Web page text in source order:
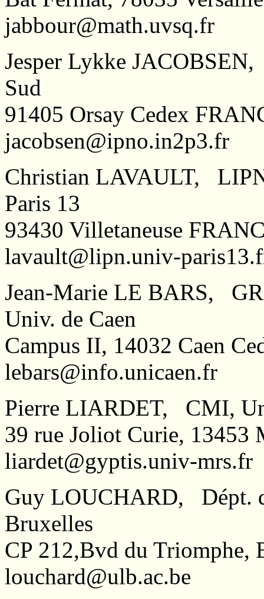
jabbour@math.uvsq.fr
Jesper Lykke
Sud
91405 Orsay Cedex
jacobsen@ipno.in2p3.fr
Christian LAVAULT,
Paris 13
93430 Villetaneuse
lavault@lipn.univ-
Jean-Marie LE BARS,
Univ. de Caen
Campus II, 14032 Caen
lebars@info.unicaen.fr
Pierre LIARDET, CMI,
39 rue Joliot Curie, 13453
liardet@gyptis.univ-mrs.fr
Guy LOUCHARD, Dépt.
Bruxelles
CP 212,Bvd du
louchard@ulb.ac.be